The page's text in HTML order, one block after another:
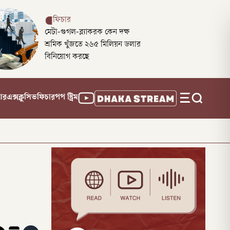
ফিচার
মেটা-গুগল-ব্ল্যাকরক কেন দক্ষ
শ্রমিক খুঁজতে ২৬৫ মিলিয়ন ডলার
বিনিয়োগ করছে
এক্সক্লুসিভফিচারপপ স্ট্রিম